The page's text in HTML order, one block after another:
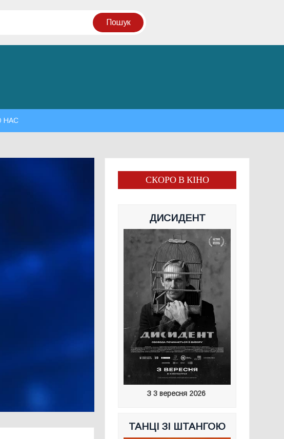
НАС
СКОРО В КІНО
ДИСИДЕНТ
З 3 вересня 2026
ТАНЦІ ЗІ ШТАНГОЮ